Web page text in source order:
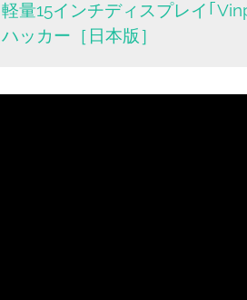
軽量15インチディスプレイ｢
ッカー［日本版］